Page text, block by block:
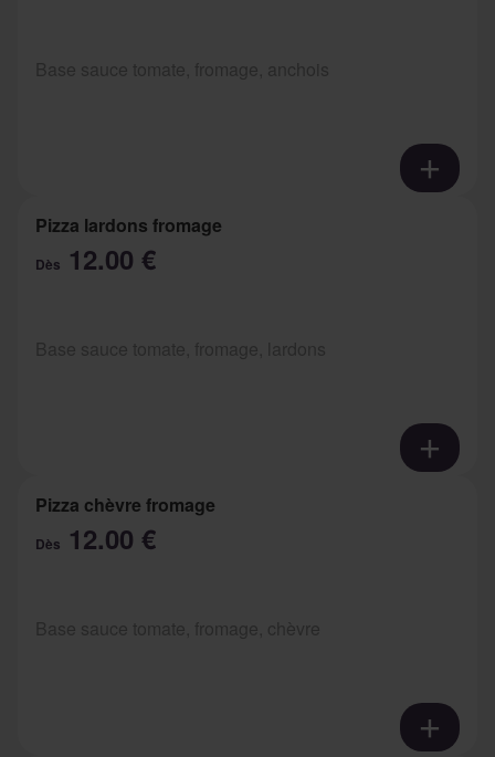
Pizza lardons fromage
Dès 12.00 €
Pizza chèvre fromage
Dès 12.00 €